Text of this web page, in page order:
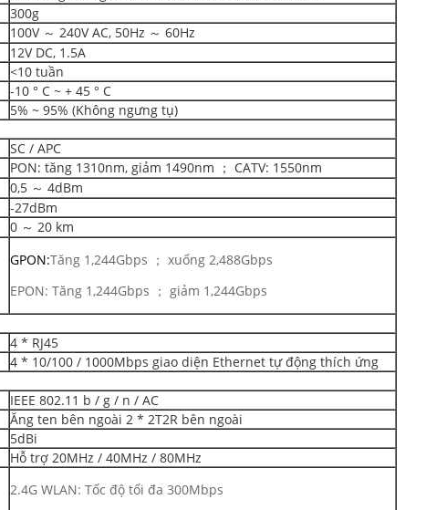
300g
100V ～ 240V AC, 50Hz ～ 60Hz
12V DC, 1.5A
<10 tuần
-10 ° C ~ + 45 ° C
5% ~ 95% (Không ngưng tụ)
SC / APC
PON: tăng 1310nm, giảm 1490nm ； CATV: 1550nm
0,5 ～ 4dBm
-27dBm
0 ～ 20 km
GPON:Tăng 1,244Gbps ； xuống 2,488Gbps
EPON: Tăng 1,244Gbps ； giảm 1,244Gbps
4 * RJ45
4 * 10/100 / 1000Mbps giao diện Ethernet tự động thích ứng
IEEE 802.11 b / g / n / AC
Ăng ten bên ngoài 2 * 2T2R bên ngoài
5dBi
Hỗ trợ 20MHz / 40MHz / 80MHz
2.4G WLAN: Tốc độ tối đa 300Mbps